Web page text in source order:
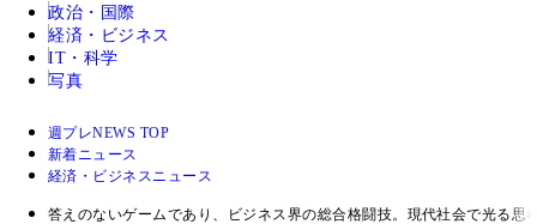
政治・国際
経済・ビジネス
IT・科学
写真
週プレNEWS TOP
新着ニュース
経済・ビジネスニュース
答えのないゲームであり、ビジネス界の総合格闘技。現代社会で光る思